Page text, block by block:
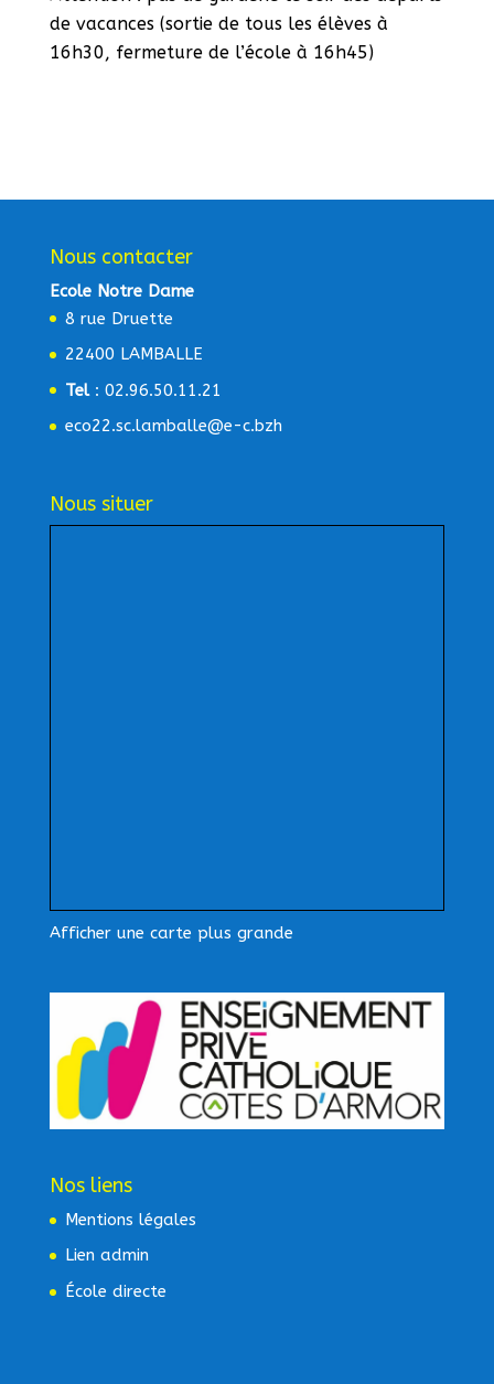
de vacances (sortie de tous les élèves à
16h30, fermeture de l’école à 16h45)
Nous contacter
Ecole Notre Dame
8 rue Druette
22400 LAMBALLE
Tel: 02.96.50.11.21
eco22.sc.lamballe@e-c.bzh
Nous situer
Afficher une carte plus grande
Nos liens
Mentions légales
Lien admin
École directe